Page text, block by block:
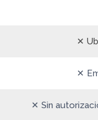
✕
✕
✕ Sin